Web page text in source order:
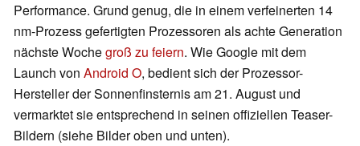
Performance. Grund genug, die in einem verfeinerten 14
nm-Prozess gefertigten Prozessoren als achte Generation
nächste Wochegroß zu feiern. Wie Google mit dem
Launch von Android O, bedient sich der Prozessor-
Hersteller der Sonnenfinsternis am 21. August und
vermarktet sie entsprechend in seinen offiziellen Teaser-
Bildern (siehe Bilder oben und unten).